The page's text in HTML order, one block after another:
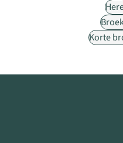
Korte